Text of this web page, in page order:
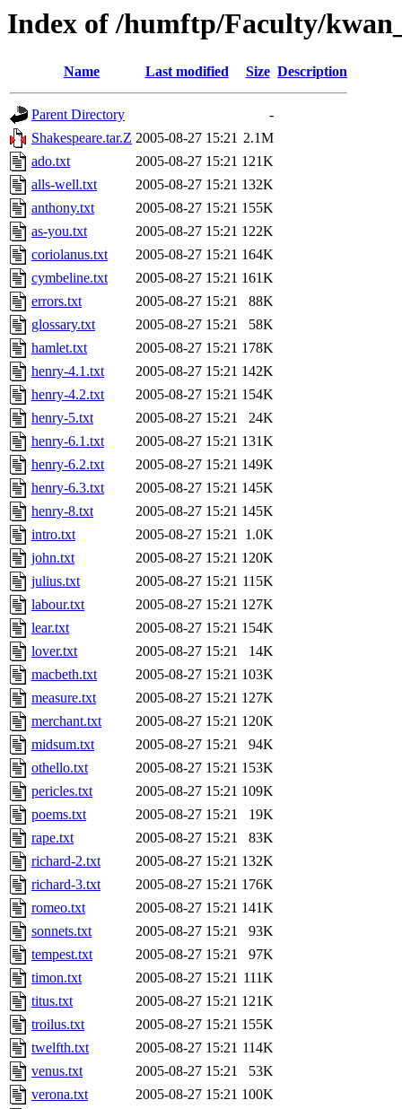
Index of /humftp/Faculty/
Name Last modified Size Description
Parent Directory
-
Shakespeare.tar.Z 2005-08-27 15:21 2.1M
ado.txt
2005-08-27 15:21 121K
alls-well.txt
2005-08-27 15:21 132K
anthony.txt
2005-08-27 15:21 155K
as-you.txt
2005-08-27 15:21 122K
coriolanus.txt
2005-08-27 15:21 164K
cymbeline.txt
2005-08-27 15:21 161K
errors.txt
2005-08-27 15:21
88K
glossary.txt
2005-08-27 15:21
58K
hamlet.txt
2005-08-27 15:21 178K
henry-4.1.txt
2005-08-27 15:21 142K
henry-4.2.txt
2005-08-27 15:21 154K
henry-5.txt
2005-08-27 15:21
24K
henry-6.1.txt
2005-08-27 15:21 131K
henry-6.2.txt
2005-08-27 15:21 149K
henry-6.3.txt
2005-08-27 15:21 145K
henry-8.txt
2005-08-27 15:21 145K
intro.txt
2005-08-27 15:21 1.0K
john.txt
2005-08-27 15:21 120K
julius.txt
2005-08-27 15:21 115K
labour.txt
2005-08-27 15:21 127K
lear.txt
2005-08-27 15:21 154K
lover.txt
2005-08-27 15:21
14K
macbeth.txt
2005-08-27 15:21 103K
measure.txt
2005-08-27 15:21 127K
merchant.txt
2005-08-27 15:21 120K
midsum.txt
2005-08-27 15:21
94K
othello.txt
2005-08-27 15:21 153K
pericles.txt
2005-08-27 15:21 109K
poems.txt
2005-08-27 15:21
19K
rape.txt
2005-08-27 15:21
83K
richard-2.txt
2005-08-27 15:21 132K
richard-3.txt
2005-08-27 15:21 176K
romeo.txt
2005-08-27 15:21 141K
sonnets.txt
2005-08-27 15:21
93K
tempest.txt
2005-08-27 15:21
97K
timon.txt
2005-08-27 15:21 111K
titus.txt
2005-08-27 15:21 121K
troilus.txt
2005-08-27 15:21 155K
twelfth.txt
2005-08-27 15:21 114K
venus.txt
2005-08-27 15:21
53K
verona.txt
2005-08-27 15:21 100K